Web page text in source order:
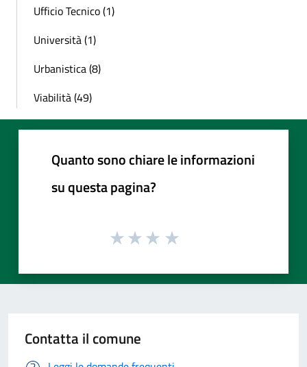
Ufficio Tecnico (1)
Università (1)
Urbanistica (8)
Viabilità (49)
Quanto sono chiare le informazioni
su questa pagina?
Contatta il comune